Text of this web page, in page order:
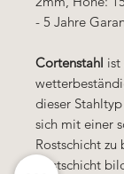
- 5 Jahre
Cortenstahl ist
dieser
sich mit einer
Rostschicht zu
Rostschicht